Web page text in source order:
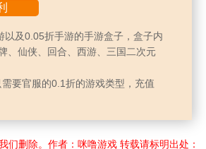
及0.05折手游的手游盒子，盒子内
、仙侠、回合、西游、三国二次元
要官服的0.1折的游戏类型，充值
删除。作者：咪噜游戏 转载请标明出处：